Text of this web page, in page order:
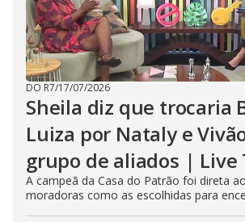
DO R7/17/07/2026
Sheila diz que trocaria
Luiza por Nataly e
grupo de aliados | Live
A campeã da Casa do Patrão foi direta
moradoras como as escolhidas para